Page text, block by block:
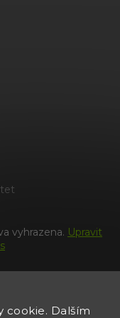
cookie. Dalším
vyhrazena. Upravit